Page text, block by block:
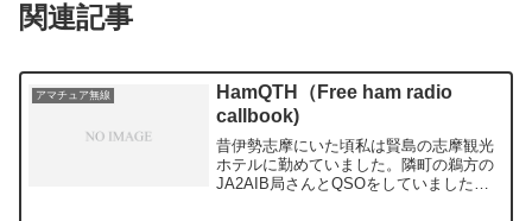
関連記事
アマチュア無線
HamQTH（Free ham radio
callbook)
昔伊勢志摩にいた頃私は賢島の志摩観光
ホテルに勤めていました。隣町の鵜方の
JA2AIB局さんとQSOをしていました。